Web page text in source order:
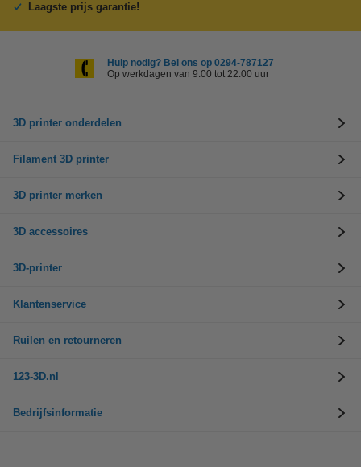
Laagste prijs garantie!
Hulp nodig? Bel ons op 0294-787127
Op werkdagen van 9.00 tot 22.00 uur
3D printer onderdelen
Filament 3D printer
3D printer merken
3D accessoires
3D-printer
Klantenservice
Ruilen en retourneren
123-3D.nl
Bedrijfsinformatie